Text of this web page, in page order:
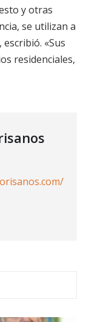
y otras
se utilizan a
«Sus
residenciales,